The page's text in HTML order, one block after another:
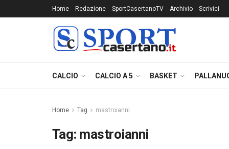
Home Redazione SportCasertanoTV Archivio Scrivici
CALCIO CALCIO A 5 BASKET
Home Tag mastroianni
Tag: mastroianni